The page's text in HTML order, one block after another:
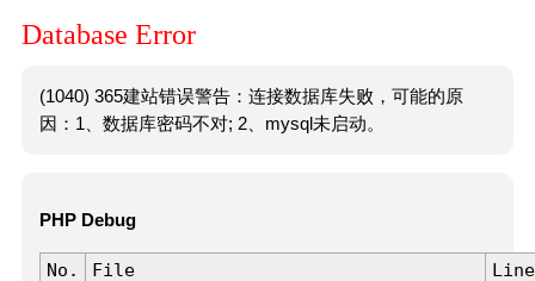
Database Error
(1040) 365建站错误警告：连接数据库失败，可能的原
因：1、数据库密码不对; 2、mysql未启动。
PHP Debug
No. File
Line